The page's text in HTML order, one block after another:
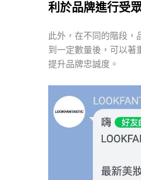
利於品牌進行受
此外，在不同的階段，
到一定數量後，可以著
提升品牌忠誠度。